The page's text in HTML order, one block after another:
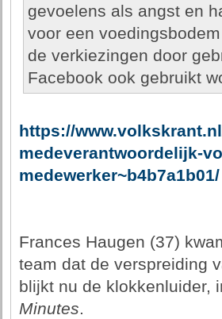
gevoelens als angst en
voor een
de verkiezingen door
Facebook ook gebruikt
https://
medeverantwoordelijk-
medewerker~b4b7a1b01/
Frances Haugen (37)
team dat de verspreiding
blijkt nu de klokkenluider,
Minutes.